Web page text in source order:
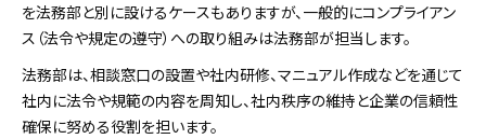
を法務部と別に設けるケースもありますが、一般的にコンプライアン
ス（法令や規定の遵守）への取り組みは法務部が担当します。
法務部は、相談窓口の設置や社内研修、マニュアル作成などを通じて
社内に法令や規範の内容を周知し、社内秩序の維持と企業の信頼性
確保に努める役割を担います。